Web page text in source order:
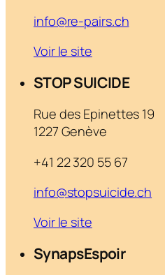
info@re-pairs.ch
Voir le site
STOP SUICIDE
Rue des Epinettes 19
1227 Genève
+41 22 320 55 67
info@stopsuicide.ch
Voir le site
SynapsEspoir